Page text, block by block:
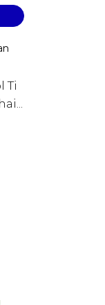
Ti